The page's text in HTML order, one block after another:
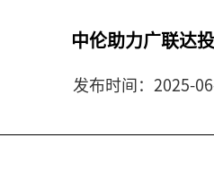
中伦助力广联达
发布时间：2025-